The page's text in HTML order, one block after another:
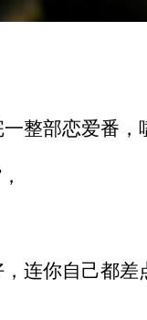
整部恋爱番，
连你自己都差